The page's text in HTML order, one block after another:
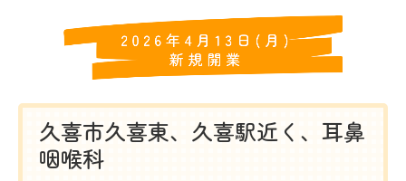
久喜市久喜東、久喜駅近く、耳鼻
咽喉科